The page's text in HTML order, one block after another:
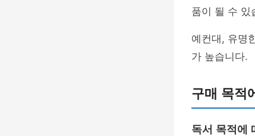
품이 될 수 있
예컨대, 유명
가 높습니다.
구매 목적
독서 목적에